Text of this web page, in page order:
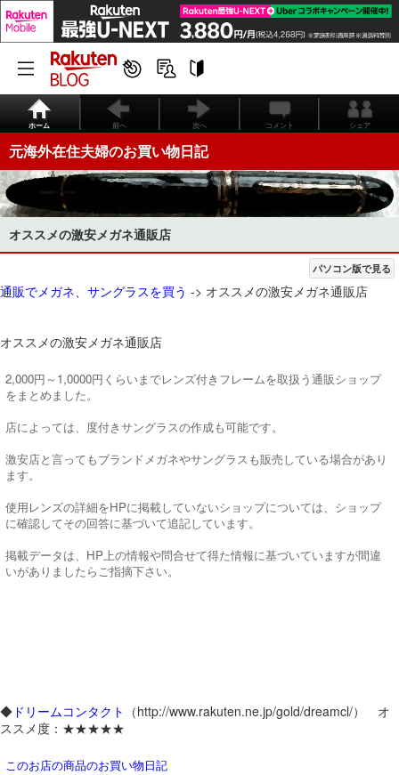
ホーム 前へ 次へ コメント シェア
元海外在住夫婦のお買い物日記
オススメの激安メガネ通販店
パソコン版で見る
通販でメガネ、サングラスを買う -> オススメの激安メガネ通販店
オススメの激安メガネ通販店
2,000円～1,0000円くらいまでレンズ付きフレームを取扱う通販ショップ
をまとめました。
店によっては、度付きサングラスの作成も可能です。
激安店と言ってもブランドメガネやサングラスも販売している場合があり
ます。
使用レンズの詳細をHPに掲載していないショップについては、ショップ
に確認してその回答に基づいて追記しています。
掲載データは、HP上の情報や問合せて得た情報に基づいていますが間違
いがありましたらご指摘下さい。
◆ ドリームコンタクト （http://www.rakuten.ne.jp/gold/dreamcl/） オ
ススメ度：★★★★★
このお店の商品のお買い物日記